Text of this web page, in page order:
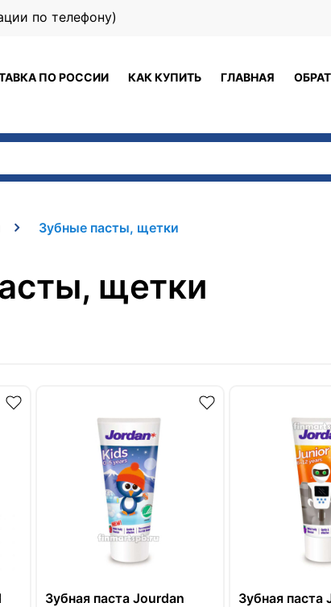
по телефону)
ПО РОССИИ КАК КУПИТЬ ГЛАВНАЯ
Зубные пасты, щетки
щетки
Зубная паста Jourdan
Зубная паста